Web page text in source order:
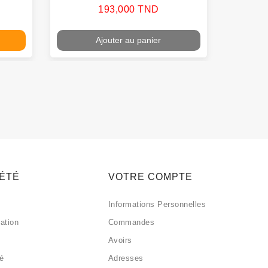
Prix
193,000 TND
Ajouter au panier
VOTRE COMPTE
Informations Personnelles
Commandes
Avoirs
Adresses